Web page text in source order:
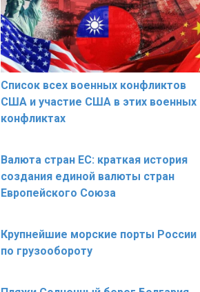
Список всех военных конфликтов
США и участие США в этих военных
конфликтах
Валюта стран ЕС: краткая история
создания единой валюты стран
Европейского Союза
Крупнейшие морские порты России
по грузообороту